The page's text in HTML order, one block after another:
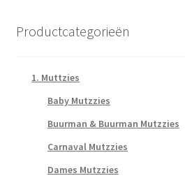
Productcategorieën
1. Muttzies
Baby Mutzzies
Buurman & Buurman Mutzzies
Carnaval Mutzzies
Dames Mutzzies